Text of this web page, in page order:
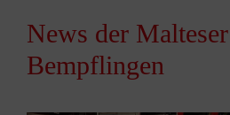
News der
Bempflingen